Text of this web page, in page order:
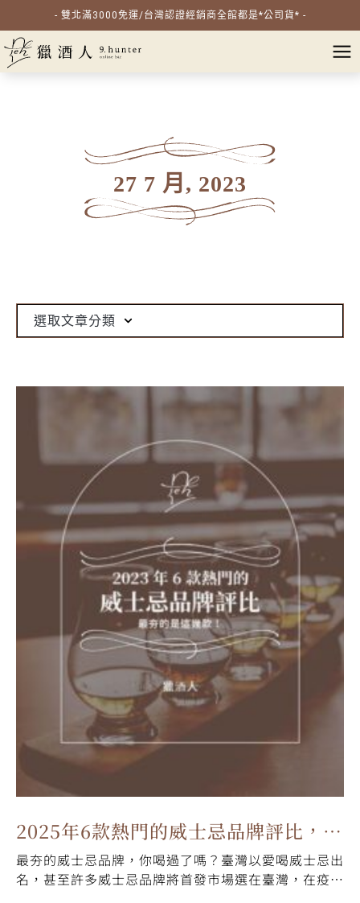
- 雙北滿3000免運/台灣認證經銷商全館都是*公司貨* -
27 7 月, 2023
選取文章分類
2025年6款熱門的威士忌品牌評比，最
夯的是這幾款！
最夯的威士忌品牌，你喝過了嗎？臺灣以愛喝威士忌出
名，甚至許多威士忌品牌將首發市場選在臺灣，在疫情